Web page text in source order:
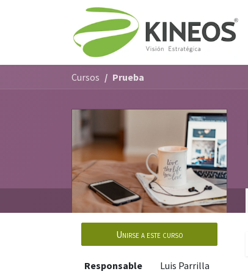
Cursos Prueba
Unirse a este curso
Responsable
Luis Parrilla